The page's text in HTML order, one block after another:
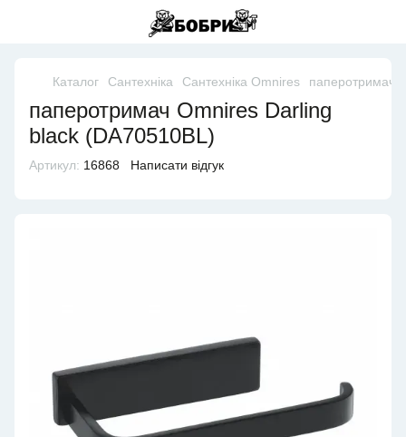
Каталог Сантехніка Сантехніка Omnires паперотримач
паперотримач Omnires Darling
black (DA70510BL)
Артикул: 16868 Написати відгук